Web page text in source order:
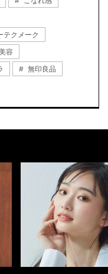
テクメーク
容
無印良品